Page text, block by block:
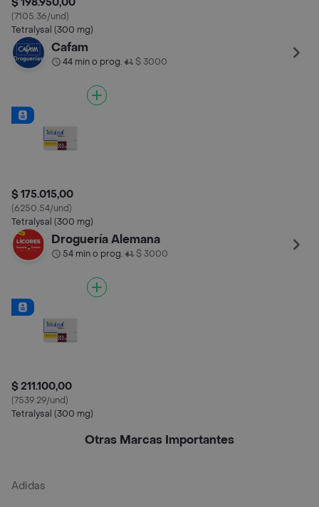
(7105.36/und)
Tetralysal (300 mg)
Cafam
44 min o prog.• $ 3000
$ 175.015,00
(6250.54/und)
Tetralysal (300 mg)
Droguería Alemana
54 min o prog.• $ 3000
$ 211.100,00
(7539.29/und)
Tetralysal (300 mg)
Otras Marcas Importantes
Adidas